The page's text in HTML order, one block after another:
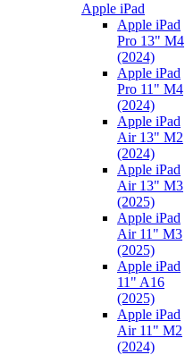
Apple iPad
Apple iPad
Pro 13" M4
(2024)
Apple iPad
Pro 11" M4
(2024)
Apple iPad
Air 13" M2
(2024)
Apple iPad
Air 13" M3
(2025)
Apple iPad
Air 11" M3
(2025)
Apple iPad
11" A16
(2025)
Apple iPad
Air 11" M2
(2024)